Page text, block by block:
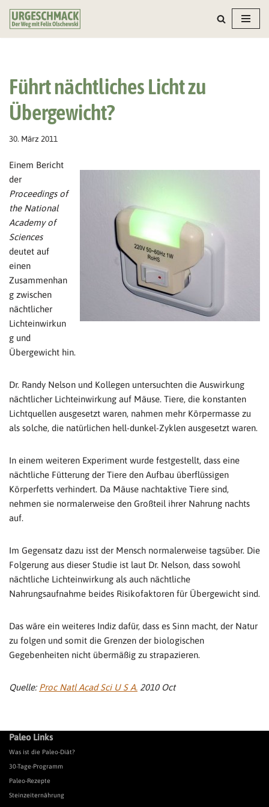
Zum
Führt nächtliches Licht zu
Übergewicht?
30. März 2011
Einem Bericht
der
Proceedings of
the National
Academy of
Sciences
deutet auf
einen
Zusammenhan
g zwischen
nächtlicher
Lichteinwirkun
g und
Übergewicht hin.
Dr. Randy Nelson und Kollegen untersuchten die Auswirkung
nächtlicher Lichteinwirkung auf Mäuse. Tiere, die konstanten
Lichtquellen ausgesetzt waren, nahmen mehr Körpermasse zu
als solche, die natürlichen hell-dunkel-Zyklen ausgesetzt waren.
In einem weiteren Experiment wurde festgestellt, dass eine
nächtliche Fütterung der Tiere den Aufbau überflüssigen
Körperfetts verhindert. Da Mäuse nachtaktive Tiere sind,
nehmen sie normalerweise den Großteil ihrer Nahrung nachts
auf.
Im Gegensatz dazu isst der Mensch normalerweise tagsüber. Die
Folgerung aus dieser Studie ist laut Dr. Nelson, dass sowohl
nächtliche Lichteinwirkung als auch nächtliche
Nahrungsaufnahme beides Risikofaktoren für Übergewicht sind.
Das wäre ein weiteres Indiz dafür, dass es Sinn macht, der Natur
zu folgen und somit die Grenzen der biologischen
Gegebenheiten nicht übermäßig zu strapazieren.
Quelle: Proc Natl Acad Sci U S A. 2010 Oct
Paleo Links
Was ist die Paleo-Diät?
30-Tage-Programm
Paleo-Rezepte
Steinzeiternährung